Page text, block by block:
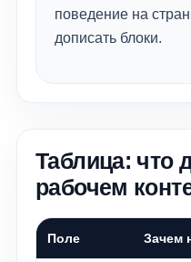
поведение на
дописать блоки.
Таблица: что
рабочем
Поле Зачем